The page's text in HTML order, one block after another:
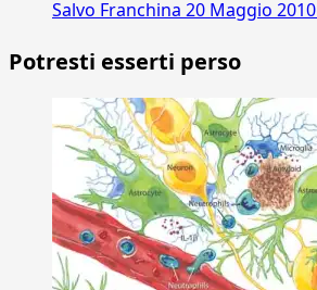
Salvo Franchina 20 Maggio 2010
Potresti esserti perso